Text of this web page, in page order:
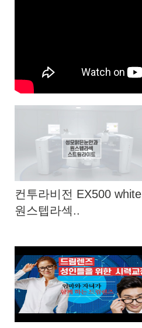
컨투라비전 EX500 white
원스텝라섹..